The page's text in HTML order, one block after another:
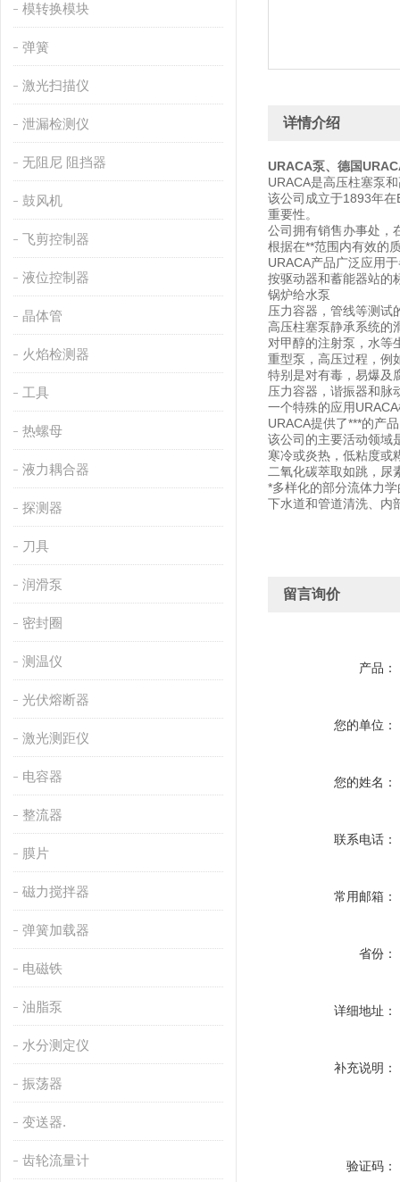
模转换模块
弹簧
激光扫描仪
泄漏检测仪
无阻尼 阻挡器
鼓风机
飞剪控制器
液位控制器
晶体管
火焰检测器
工具
热螺母
液力耦合器
探测器
刀具
润滑泵
密封圈
测温仪
光伏熔断器
激光测距仪
电容器
整流器
膜片
磁力搅拌器
弹簧加载器
电磁铁
油脂泵
水分测定仪
振荡器
变送器.
齿轮流量计
详情介绍
URACA泵、德国
URACA是高压柱塞泵
该公司成立于1893年
重要性。
公司拥有销售办事处，
根据在**范围内有效的
URACA产品广泛应用
按驱动器和蓄能器站的
锅炉给水泵
压力容器，管线等测试
高压柱塞泵静承系统的
对甲醇的注射泵，水等
重型泵，高压过程，例
特别是对有毒，易爆及
压力容器，谐振器和脉
一个特殊的应用
URACA提供了***的产
该公司的主要活动领域
寒冷或炎热，低粘度或
二氧化碳萃取如跳，尿
*多样化的部分流体力
下水道和管道清洗、内
留言询价
产品：
您的单位：
您的姓名：
联系电话：
常用邮箱：
省份：
详细地址：
补充说明：
验证码：